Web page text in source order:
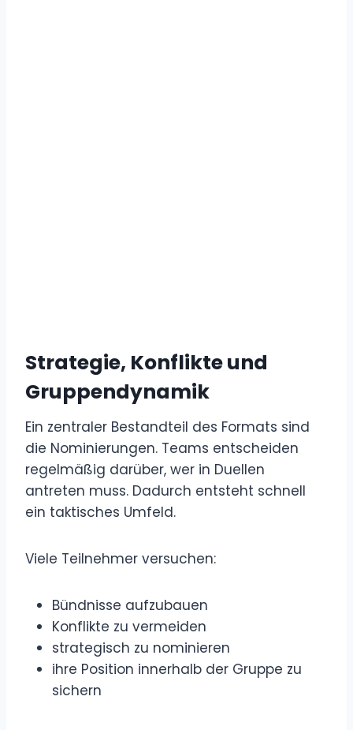
Strategie, Konflikte und
Gruppendynamik
Ein zentraler Bestandteil des Formats sind
die Nominierungen. Teams entscheiden
regelmäßig darüber, wer in Duellen
antreten muss. Dadurch entsteht schnell
ein taktisches Umfeld.
Viele Teilnehmer versuchen:
Bündnisse aufzubauen
Konflikte zu vermeiden
strategisch zu nominieren
ihre Position innerhalb der Gruppe zu
sichern